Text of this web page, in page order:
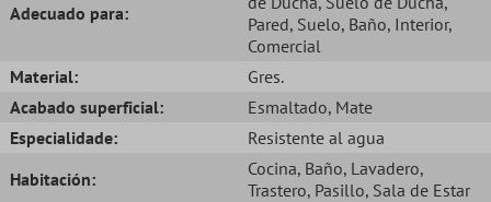
Adecuado para:
Pared, Suelo, Baño, Interior,
Comercial
Material:
Gres.
Acabado superficial:
Esmaltado, Mate
Especialidade:
Resistente al agua
Habitación:
Cocina, Baño, Lavadero,
Trastero, Pasillo, Sala de Estar